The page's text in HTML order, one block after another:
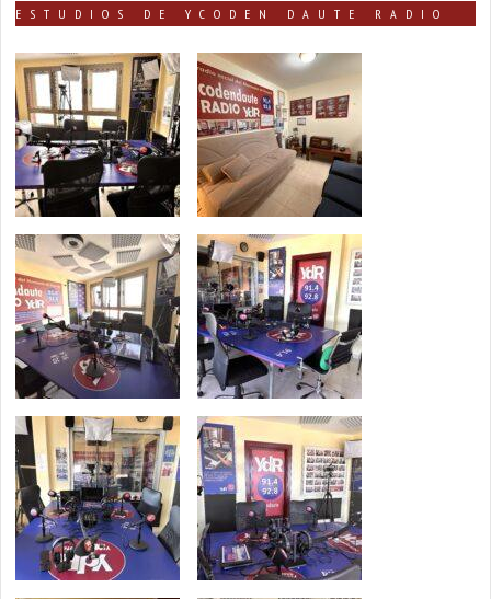
ESTUDIOS DE YCODEN DAUTE RADIO